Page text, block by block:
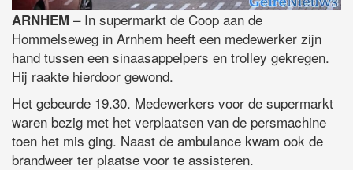
ARNHEM – In supermarkt de Coop aan de
Hommelseweg in Arnhem heeft een medewerker zijn
hand tussen een sinaasappelpers en trolley gekregen.
Hij raakte hierdoor gewond.
Het gebeurde 19.30. Medewerkers voor de supermarkt
waren bezig met het verplaatsen van de persmachine
toen het mis ging. Naast de ambulance kwam ook de
brandweer ter plaatse voor te assisteren.